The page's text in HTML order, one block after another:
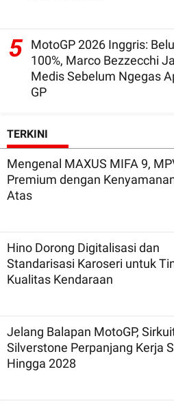
5 MotoGP 2026 Inggris:
100%, Marco Bezzecchi
Medis Sebelum Ngegas
GP
TERKINI
Mengenal MAXUS MIFA 9,
Premium dengan
Atas
Hino Dorong Digitalisasi dan
Standarisasi Karoseri untuk
Kualitas Kendaraan
Jelang Balapan MotoGP,
Silverstone Perpanjang Kerja
Hingga 2028